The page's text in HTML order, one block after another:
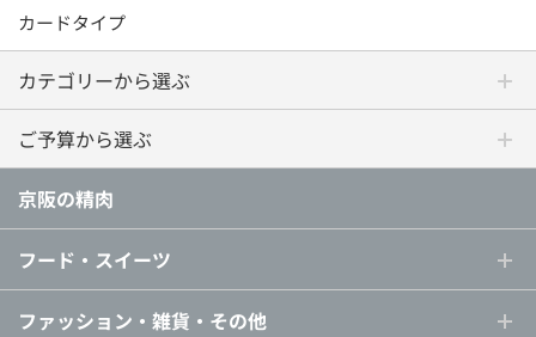
カードタイプ
カテゴリーから選ぶ
ご予算から選ぶ
京阪の精肉
フード・スイーツ
ファッション・雑貨・その他